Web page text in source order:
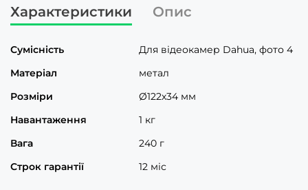
Характеристики Опис
Сумісність
Для відеокамер Dahua, фото 4
Матеріал
метал
Розміри
Ø122х34 мм
Навантаження
1 кг
Вага
240 г
Строк гарантії
12 міс